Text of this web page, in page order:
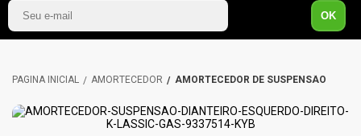
OK
AMORTECEDOR AMORTECEDOR DE SUSPENSÃO